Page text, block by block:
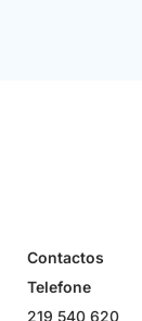
Contactos
Telefone
219 540 620